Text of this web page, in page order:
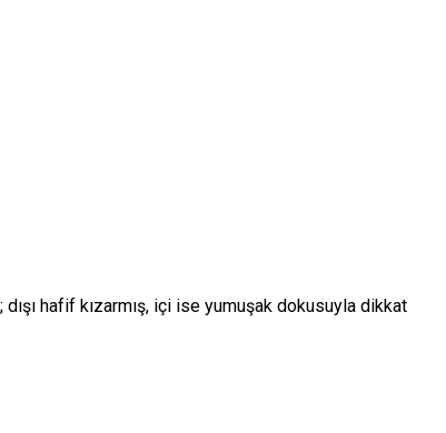
hafif kızarmış, içi ise yumuşak dokusuyla dikkat